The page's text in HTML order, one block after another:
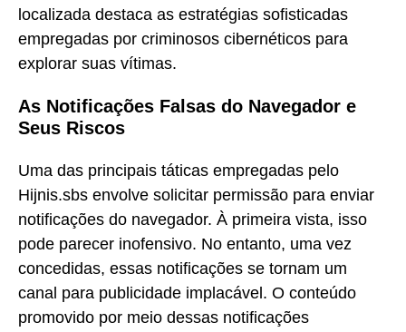
localizada destaca as estratégias sofisticadas
empregadas por criminosos cibernéticos para
explorar suas vítimas.
As Notificações Falsas do Navegador e
Seus Riscos
Uma das principais táticas empregadas pelo
Hijnis.sbs envolve solicitar permissão para enviar
notificações do navegador. À primeira vista, isso
pode parecer inofensivo. No entanto, uma vez
concedidas, essas notificações se tornam um
canal para publicidade implacável. O conteúdo
promovido por meio dessas notificações